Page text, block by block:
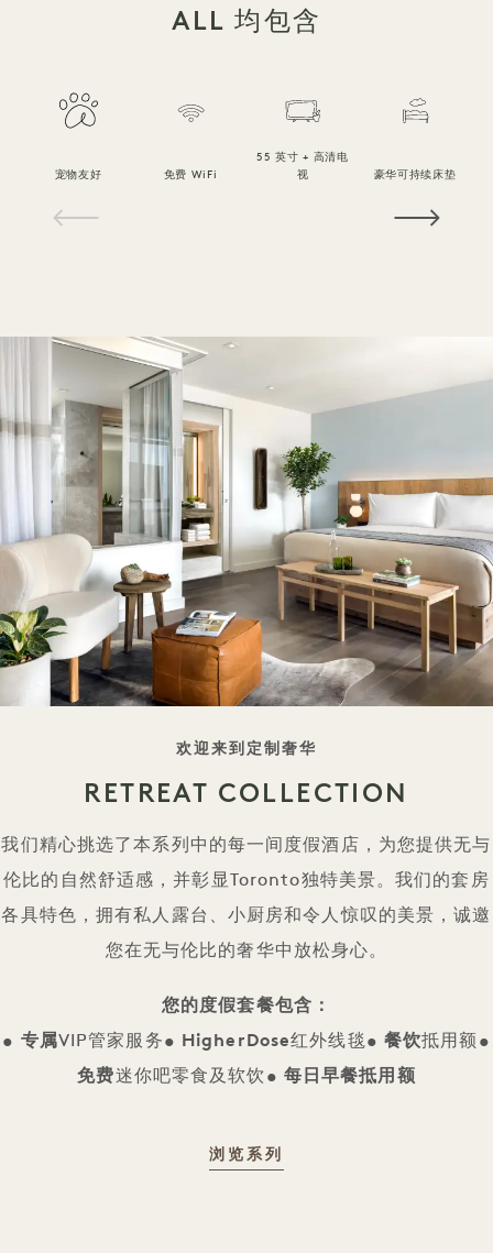
ALL 均包含
宠物友好 免费 WiFi
55 英寸 + 高清电
视
豪华可持续床垫
标语
欢迎来到定制奢华
RETREAT COLLECTION
我们精心挑选了本系列中的每一间度假酒店，为您提供无与
伦比的自然舒适感，并彰显Toronto独特美景。我们的套房
各具特色，拥有私人露台、小厨房和令人惊叹的美景，诚邀
您在无与伦比的奢华中放松身心。
您的度假套餐包含 ：
• 专属VIP管家服务• HigherDose红外线毯• 餐饮抵用额 •
免费迷你吧零食及软饮 • 每日早餐抵用额
浏览系列